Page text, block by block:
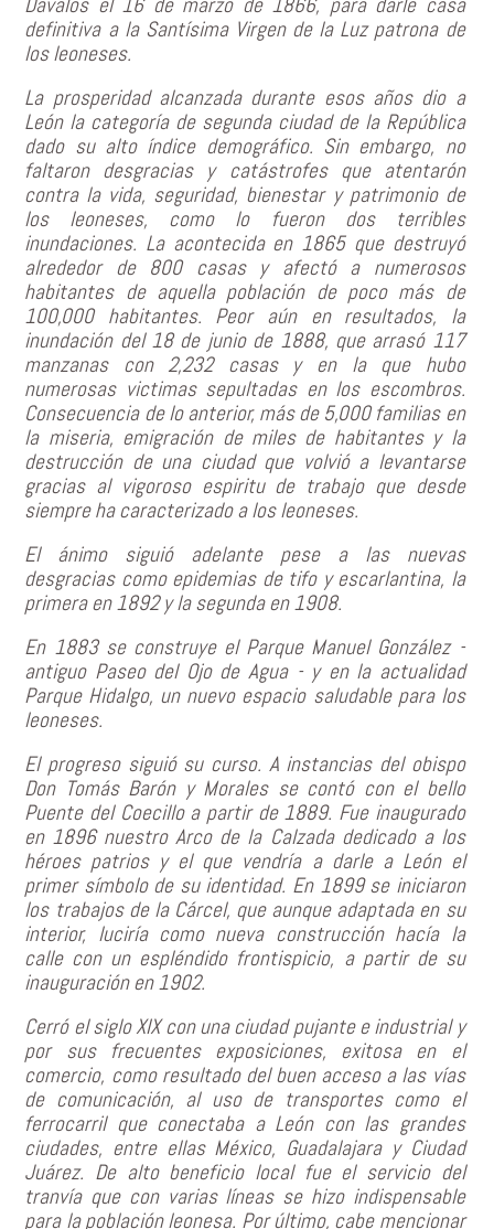
definitiva a la Santísima Virgen de la Luz patrona de
los leoneses.
La prosperidad alcanzada durante esos años dio a
León la categoría de segunda ciudad de la República
dado su alto índice demográfico. Sin embargo, no
faltaron desgracias y catástrofes que atentarón
contra la vida, seguridad, bienestar y patrimonio de
los leoneses, como lo fueron dos terribles
inundaciones. La acontecida en 1865 que destruyó
alrededor de 800 casas y afectó a numerosos
habitantes de aquella población de poco más de
100,000 habitantes. Peor aún en resultados, la
inundación del 18 de junio de 1888, que arrasó 117
manzanas con 2,232 casas y en la que hubo
numerosas victimas sepultadas en los escombros.
Consecuencia de lo anterior, más de 5,000 familias en
la miseria, emigración de miles de habitantes y la
destrucción de una ciudad que volvió a levantarse
gracias al vigoroso espiritu de trabajo que desde
siempre ha caracterizado a los leoneses.
El ánimo siguió adelante pese a las nuevas
desgracias como epidemias de tifo y escarlantina, la
primera en 1892 y la segunda en 1908.
En 1883 se construye el Parque Manuel González -
antiguo Paseo del Ojo de Agua - y en la actualidad
Parque Hidalgo, un nuevo espacio saludable para los
leoneses.
El progreso siguió su curso. A instancias del obispo
Don Tomás Barón y Morales se contó con el bello
Puente del Coecillo a partir de 1889. Fue inaugurado
en 1896 nuestro Arco de la Calzada dedicado a los
héroes patrios y el que vendría a darle a León el
primer símbolo de su identidad. En 1899 se iniciaron
los trabajos de la Cárcel, que aunque adaptada en su
interior, luciría como nueva construcción hacía la
calle con un espléndido frontispicio, a partir de su
inauguración en 1902.
Cerró el siglo XIX con una ciudad pujante e industrial y
por sus frecuentes exposiciones, exitosa en el
comercio, como resultado del buen acceso a las vías
de comunicación, al uso de transportes como el
ferrocarril que conectaba a León con las grandes
ciudades, entre ellas México, Guadalajara y Ciudad
Juárez. De alto beneficio local fue el servicio del
tranvía que con varias líneas se hizo indispensable
para la población leonesa. Por último, cabe mencionar